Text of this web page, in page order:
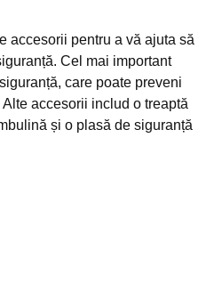
accesorii pentru a vă ajuta să
Cel mai important
care poate preveni
accesorii includ o treaptă
și o plasă de siguranță